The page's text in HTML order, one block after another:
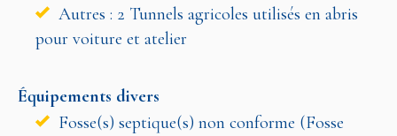
Autres : 2 Tunnels agricoles utilisés en abris
pour voiture et atelier
Équipements divers
Fosse(s) septique(s) non conforme (Fosse